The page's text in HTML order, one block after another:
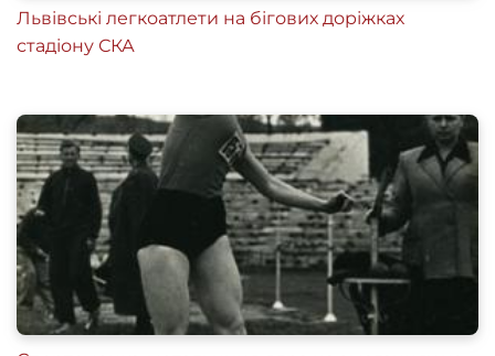
Львівські легкоатлети на бігових доріжках
стадіону СКА